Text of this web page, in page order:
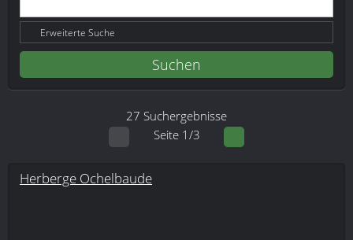
Erweiterte Suche
27 Suchergebnisse
Seite 1/3
Herberge Ochelbaude